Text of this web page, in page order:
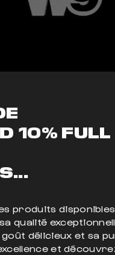
10% FULL
produits
qualité
délicieux et sa
et